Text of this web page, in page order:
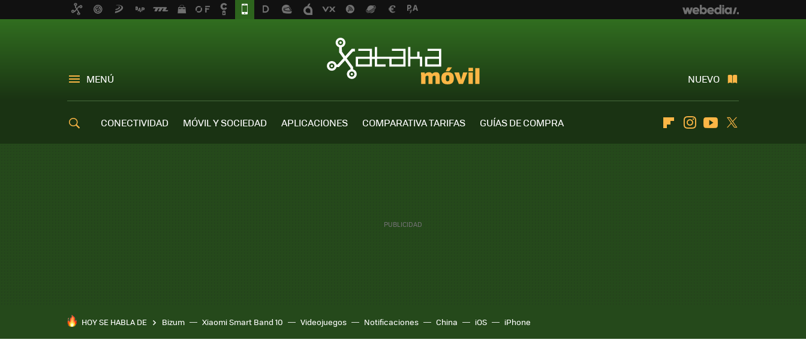
MENÚ NUEVO
CONECTIVIDAD MÓVIL Y SOCIEDAD APLICACIONES COMPARATIVA TARIFAS
GUÍAS DE COMPRA
FlipboardInstagramYoutube
HOY SE HABLA DE Bizum Xiaomi Smart Band 10 Videojuegos Notificaciones China iOS iPhone